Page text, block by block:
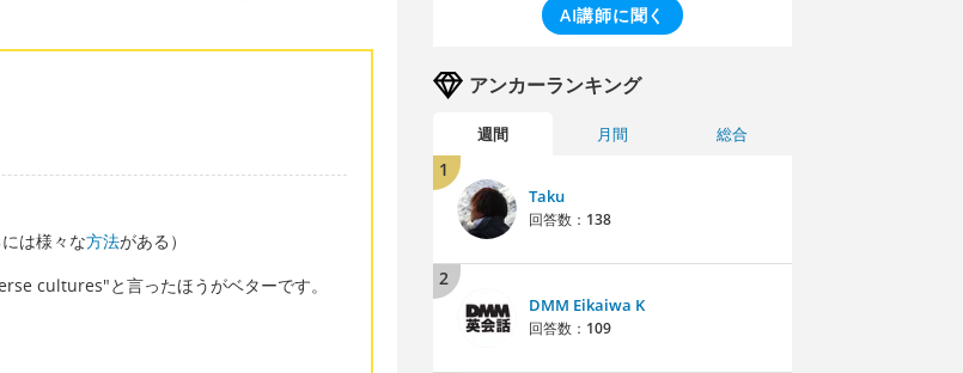
は様々な方法がある）
cultures"と言ったほうがベターです。
AI講師に聞く
アンカーランキング
週間 月間 総合
1
Taku
回答数： 138
2
DMM Eikaiwa K
回答数： 109